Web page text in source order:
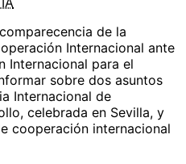
de la
Internacional ante
Internacional para el
sobre dos asuntos
Internacional de
celebrada en Sevilla, y
cooperación internacional